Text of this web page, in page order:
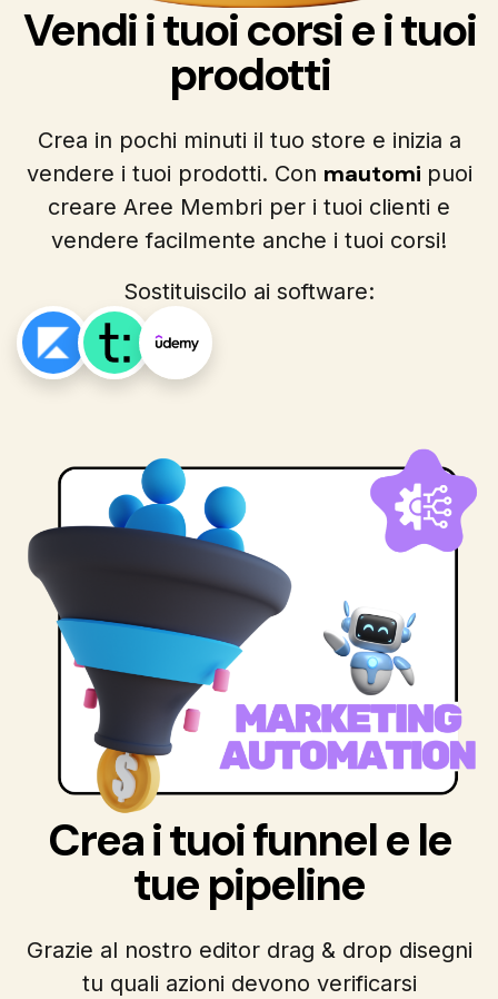
Vendi i tuoi corsi e i tuoi
prodotti
Crea in pochi minuti il tuo store e inizia a
vendere i tuoi prodotti. Con mautomi puoi
creare Aree Membri per i tuoi clienti e
vendere facilmente anche i tuoi corsi!
Sostituiscilo ai software:
Crea i tuoi funnel e le
tue pipeline
Grazie al nostro editor drag & drop disegni
tu quali azioni devono verificarsi